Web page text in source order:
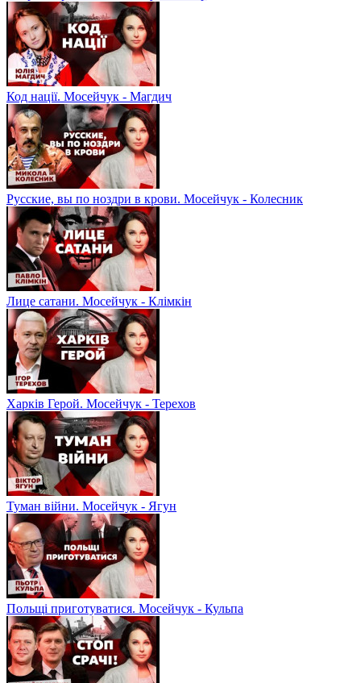
Код нації. Мосейчук - Магдич
Русские, вы по ноздри в крови. Мосейчук - Колесник
Лице сатани. Мосейчук - Клімкін
Харків Герой. Мосейчук - Терехов
Туман війни. Мосейчук - Ягун
Польщі приготуватися. Мосейчук - Кульпа